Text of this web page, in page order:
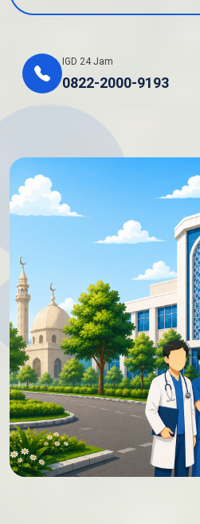
IGD 24 Jam
0822-2000-9193